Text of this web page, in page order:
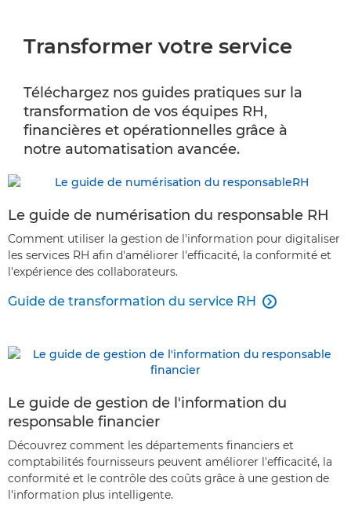
Applications
Evénements et témoignages
Contactez-nous
Transformer votre service
Téléchargez nos guides pratiques sur la
transformation de vos équipes RH,
financières et opérationnelles grâce à
notre automatisation avancée.
Le guide de numérisation du responsable RH
Comment utiliser la gestion de l'information pour digitaliser
les services RH afin d'améliorer l'efficacité, la conformité et
l'expérience des collaborateurs.
Guide de transformation du service RH 
Le guide de gestion de l'information du
responsable financier
Découvrez comment les départements financiers et
comptabilités fournisseurs peuvent améliorer l'efficacité, la
conformité et le contrôle des coûts grâce à une gestion de
l'information plus intelligente.